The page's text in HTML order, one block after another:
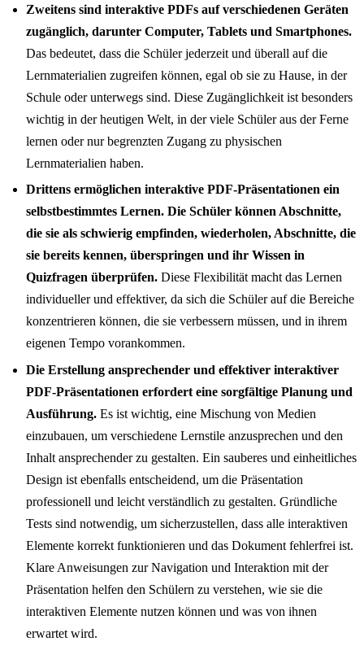
Zweitens sind interaktive PDFs auf verschiedenen Geräten
zugänglich, darunter Computer, Tablets und Smartphones.
Das bedeutet, dass die Schüler jederzeit und überall auf die
Lernmaterialien zugreifen können, egal ob sie zu Hause, in der
Schule oder unterwegs sind. Diese Zugänglichkeit ist besonders
wichtig in der heutigen Welt, in der viele Schüler aus der Ferne
lernen oder nur begrenzten Zugang zu physischen
Lernmaterialien haben.
Drittens ermöglichen interaktive PDF-Präsentationen ein
selbstbestimmtes Lernen. Die Schüler können Abschnitte,
die sie als schwierig empfinden, wiederholen, Abschnitte, die
sie bereits kennen, überspringen und ihr Wissen in
Quizfragen überprüfen. Diese Flexibilität macht das Lernen
individueller und effektiver, da sich die Schüler auf die Bereiche
konzentrieren können, die sie verbessern müssen, und in ihrem
eigenen Tempo vorankommen.
Die Erstellung ansprechender und effektiver interaktiver
PDF-Präsentationen erfordert eine sorgfältige Planung und
Ausführung. Es ist wichtig, eine Mischung von Medien
einzubauen, um verschiedene Lernstile anzusprechen und den
Inhalt ansprechender zu gestalten. Ein sauberes und einheitliches
Design ist ebenfalls entscheidend, um die Präsentation
professionell und leicht verständlich zu gestalten. Gründliche
Tests sind notwendig, um sicherzustellen, dass alle interaktiven
Elemente korrekt funktionieren und das Dokument fehlerfrei ist.
Klare Anweisungen zur Navigation und Interaktion mit der
Präsentation helfen den Schülern zu verstehen, wie sie die
interaktiven Elemente nutzen können und was von ihnen
erwartet wird.